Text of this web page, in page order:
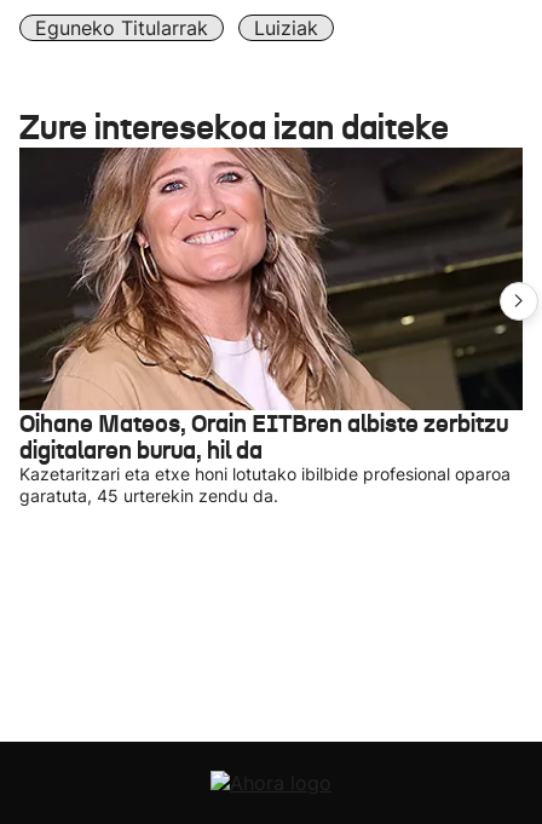
Eguneko Titularrak
Luiziak
Zure interesekoa izan daiteke
Oihane Mateos, Orain EITBren albiste zerbitzu
digitalaren burua, hil da
Kazetaritzari eta etxe honi lotutako ibilbide profesional oparoa
garatuta, 45 urterekin zendu da.